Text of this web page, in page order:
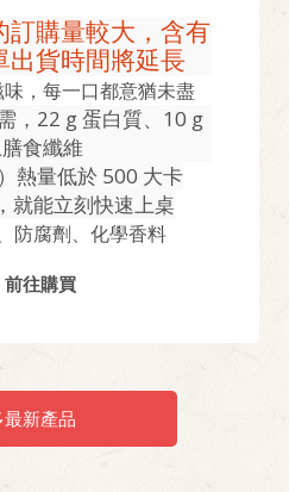
訂購量較大，含有
出貨時間將延長
，每一口都意猶未盡
，22 g 蛋白質、10 g
食纖維
熱量低於 500 大卡
就能立刻快速上桌
防腐劑、化學香料
前往購買
最新產品